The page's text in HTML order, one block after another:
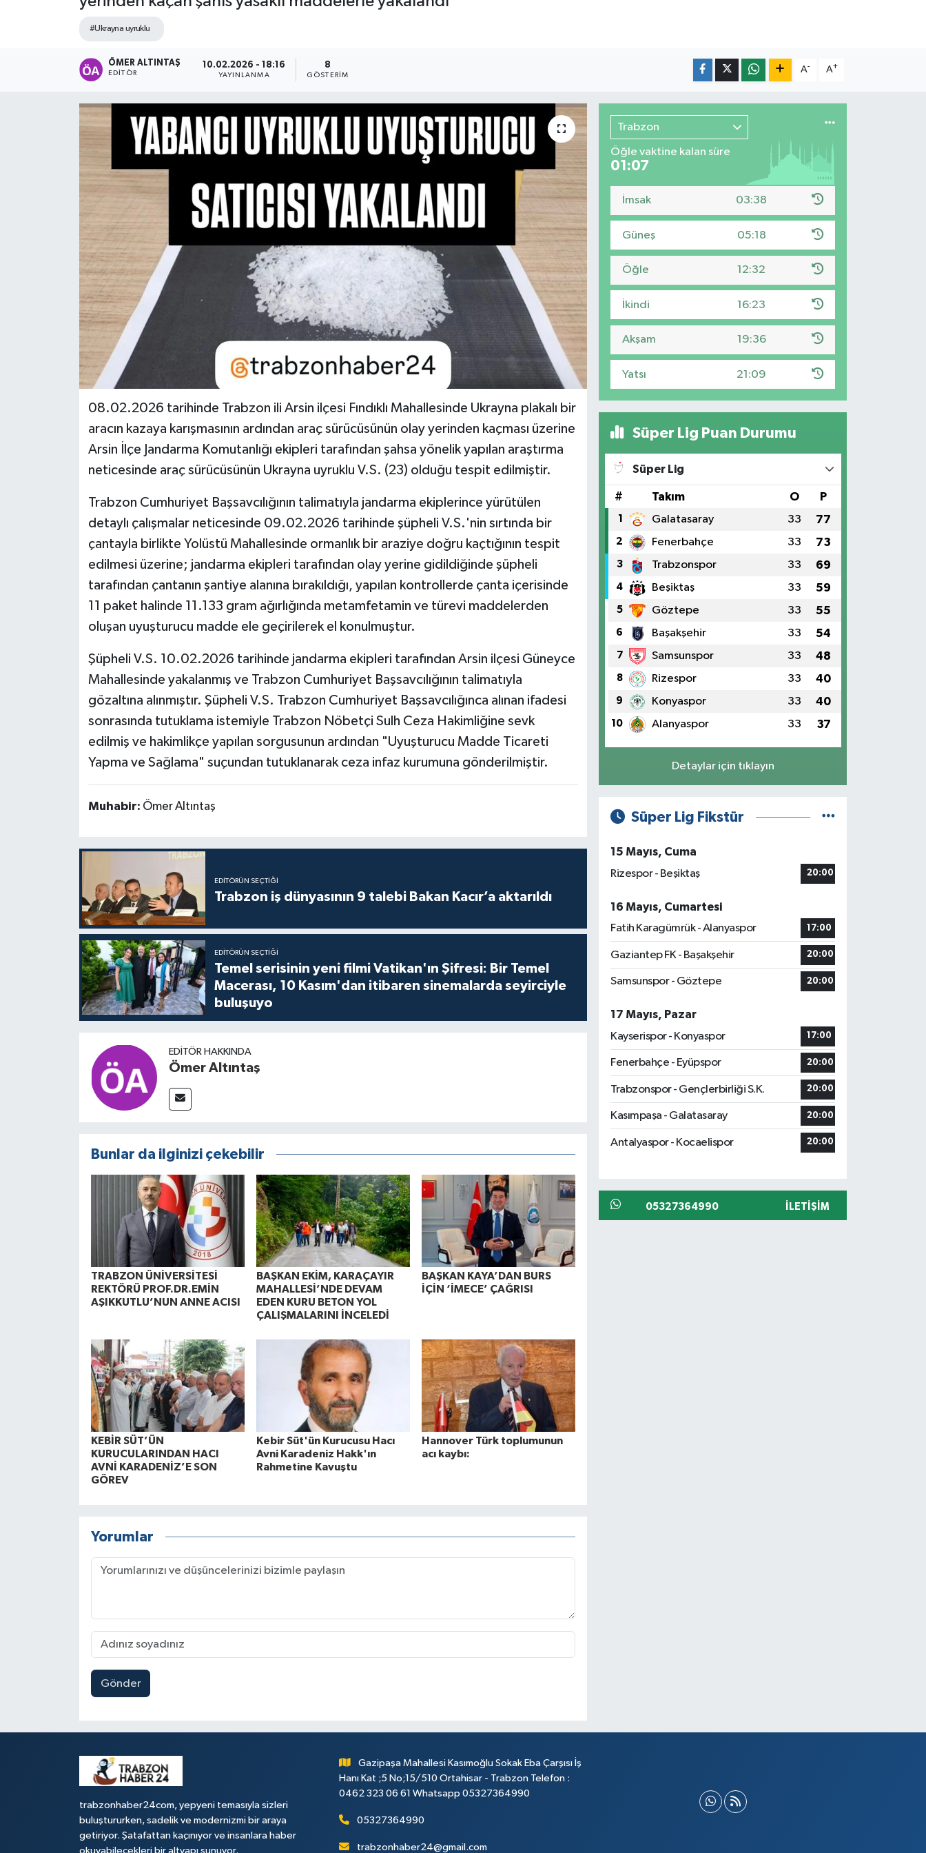
#Ukrayna uyruklu
ÖMER ALTINTAŞ
EDITÖR
10.02.2026 - 18:16
YAYINLANMA
8
GÖSTERIM
A- A+
08.02.2026 tarihinde Trabzon ili Arsin ilçesi Fındıklı Mahallesinde Ukrayna plakalı bir
aracın kazaya karışmasının ardından araç sürücüsünün olay yerinden kaçması üzerine
Arsin İlçe Jandarma Komutanlığı ekipleri tarafından şahsa yönelik yapılan araştırma
neticesinde araç sürücüsünün Ukrayna uyruklu V.S. (23) olduğu tespit edilmiştir.
Trabzon Cumhuriyet Başsavcılığının talimatıyla jandarma ekiplerince yürütülen
detaylı çalışmalar neticesinde 09.02.2026 tarihinde şüpheli V.S.'nin sırtında bir
çantayla birlikte Yolüstü Mahallesinde ormanlık bir araziye doğru kaçtığının tespit
edilmesi üzerine; jandarma ekipleri tarafından olay yerine gidildiğinde şüpheli
tarafından çantanın şantiye alanına bırakıldığı, yapılan kontrollerde çanta içerisinde
11 paket halinde 11.133 gram ağırlığında metamfetamin ve türevi maddelerden
oluşan uyuşturucu madde ele geçirilerek el konulmuştur.
Şüpheli V.S. 10.02.2026 tarihinde jandarma ekipleri tarafından Arsin ilçesi Güneyce
Mahallesinde yakalanmış ve Trabzon Cumhuriyet Başsavcılığının talimatıyla
gözaltına alınmıştır. Şüpheli V.S. Trabzon Cumhuriyet Başsavcılığınca alınan ifadesi
sonrasında tutuklama istemiyle Trabzon Nöbetçi Sulh Ceza Hakimliğine sevk
edilmiş ve hakimlikçe yapılan sorgusunun ardından "Uyuşturucu Madde Ticareti
Yapma ve Sağlama" suçundan tutuklanarak ceza infaz kurumuna gönderilmiştir.
Muhabir: Ömer Altıntaş
EDITÖRÜN SEÇTIĞI
Trabzon iş dünyasının 9 talebi Bakan Kacır’a aktarıldı
EDITÖRÜN SEÇTIĞI
Temel serisinin yeni filmi Vatikan'ın Şifresi: Bir Temel
Macerası, 10 Kasım'dan itibaren sinemalarda seyirciyle
buluşuyo
EDITÖR HAKKINDA
Ömer Altıntaş
Bunlar da ilginizi çekebilir
TRABZON ÜNİVERSİTESİ
REKTÖRÜ PROF.DR.EMİN
AŞIKKUTLU’NUN ANNE ACISI
BAŞKAN EKİM, KARAÇAYIR
MAHALLESİ’NDE DEVAM
EDEN KURU BETON YOL
ÇALIŞMALARINI İNCELEDİ
BAŞKAN KAYA’DAN BURS
İÇİN ‘İMECE’ ÇAĞRISI
KEBİR SÜT’ÜN
KURUCULARINDAN HACI
AVNİ KARADENİZ’E SON
GÖREV
Kebir Süt'ün Kurucusu Hacı
Avni Karadeniz Hakk'ın
Rahmetine Kavuştu
Hannover Türk toplumunun
acı kaybı:
Yorumlar
Gönder
Trabzon
Öğle vaktine kalan süre
01:06
İmsak 03:38
Güneş 05:18
Öğle 12:32
İkindi 16:23
Akşam 19:36
Yatsı 21:09
Süper Lig Puan Durumu
Süper Lig
# Takım O P
1 Galatasaray 33 77
2 Fenerbahçe 33 73
3 Trabzonspor 33 69
4 Beşiktaş 33 59
5 Göztepe 33 55
6 Başakşehir 33 54
7 Samsunspor 33 48
8 Rizespor 33 40
9 Konyaspor 33 40
10 Alanyaspor 33 37
Detaylar için tıklayın
Süper Lig Fikstür
15 Mayıs, Cuma
Rizespor - Beşiktaş
20:00
16 Mayıs, Cumartesi
Fatih Karagümrük - Alanyaspor
17:00
Gaziantep FK - Başakşehir 20:00
Samsunspor - Göztepe 20:00
17 Mayıs, Pazar
Kayserispor - Konyaspor
17:00
Fenerbahçe - Eyüpspor 20:00
Trabzonspor - Gençlerbirliği S.K. 20:00
Kasımpaşa - Galatasaray 20:00
Antalyaspor - Kocaelispor 20:00
05327364990 İLETIŞIM
trabzonhaber24com, yepyeni temasıyla sizleri
buluştururken, sadelik ve modernizmi bir araya
getiriyor. Şatafattan kaçınıyor ve insanlara haber
okuyabilecekleri bir altyapı sunuyor.
Gazipaşa Mahallesi Kasımoğlu Sokak Eba Çarşısı İş
Hanı Kat ;5 No;15/510 Ortahisar - Trabzon Telefon :
0462 323 06 61 Whatsapp 05327364990
05327364990
trabzonhaber24@gmail.com